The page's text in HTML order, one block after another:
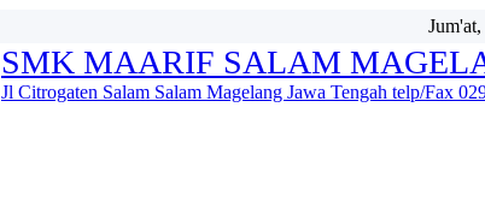
SMK MAARIF SALAM
Jl Citrogaten Salam Salam Magelang Jawa Tengah telp/Fax